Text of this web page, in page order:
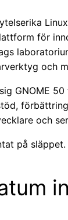
för
och
GNOME
och
på släppet.